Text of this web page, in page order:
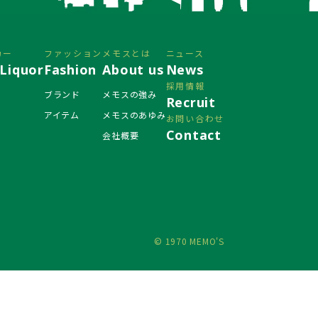
ファッション
Fashion
ブランド
アイテム
メモスとは
About us
メモスの強み
メモスのあゆみ
会社概要
ニュース
News
採用情報
Recruit
お問い合わせ
Contact
© 1970 MEMO'S